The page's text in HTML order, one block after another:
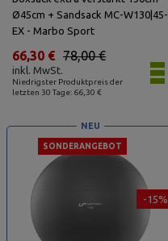
Ø45cm + Sandsack MC-W130|45-
EX - Marbo Sport
Niedrigster Produktpreis der
letzten 30 Tage: 66,30 €
78,00 €
66,30 €
inkl. MwSt.
-15%
SONDERANGEBOT
NEU